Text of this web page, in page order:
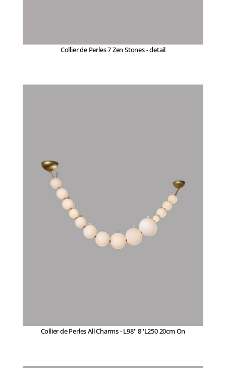
Collier de Perles 7 Zen Stones - detail
Collier de Perles All Charms - L98'' 8''L250 20cm On